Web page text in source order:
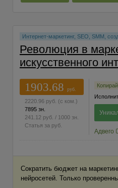
Интернет-маркетинг, SEO, SMM,
Революция в
искусственного
1903.68
руб.
2220.96 руб. (с ком.)
7895 зн.
241.12 руб. / 1000 зн.
Статья за руб.
Адвего
Сократить бюджет на
нейросетей. Только